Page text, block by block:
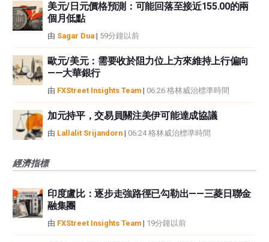
美元/日元價格預測：可能回落至接近155.00的兩
個月低點
由 Sagar Dua | 59分鐘以前
歐元/美元：需要收於阻力位上方來維持上行偏向
——大華銀行
由 FXStreet Insights Team | 06:26 格林威治標準時間
加元持平，交易員關注美伊可能達成協議
由 Lallalit Srijandorn | 06:24 格林威治標準時間
經濟指標
印度盧比：逐步走強路徑已勾勒出——三菱日聯金
融集團
由 FXStreet Insights Team | 19分鐘以前